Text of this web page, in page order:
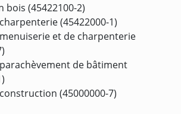
bois (45422100-2)
(45422000-1)
et de charpenterie
de bâtiment
(45000000-7)